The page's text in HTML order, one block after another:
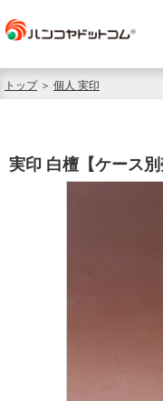
トップ＞ 個人 実印
実印 白檀【ケース別